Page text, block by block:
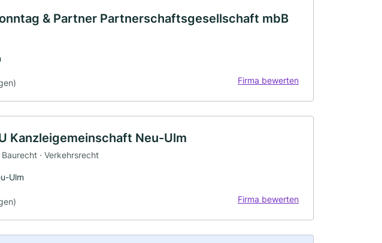
& Partner Partnerschaftsgesellschaft mbB
Firma bewerten
Kanzleigemeinschaft Neu-Ulm
· Verkehrsrecht
Ulm
Firma bewerten